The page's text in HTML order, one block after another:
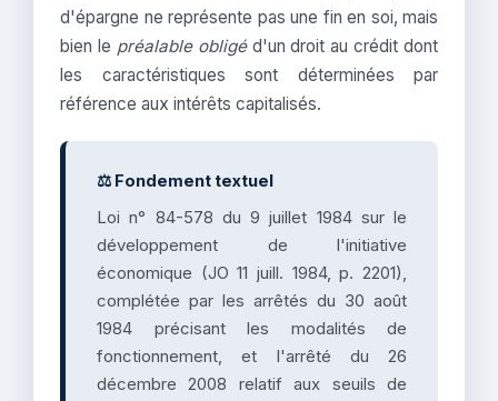
d'épargne ne représente pas une fin en soi, mais
bien le préalable obligéd'un droit au crédit dont
les caractéristiques sont déterminées par
référence aux intérêts capitalisés.
⚖️ Fondement textuel
Loi n° 84-578 du 9 juillet 1984 sur le
développement de l'initiative
économique (JO 11 juill. 1984, p. 2201),
complétée par les arrêtés du 30 août
1984 précisant les modalités de
fonctionnement, et l'arrêté du 26
décembre 2008 relatif aux seuils de